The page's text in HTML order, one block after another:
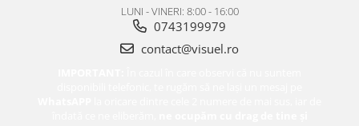
LUNI - VINERI: 8:00 - 16:00
0743199979
contact@visuel.ro